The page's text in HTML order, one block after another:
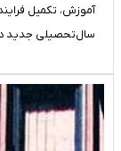
آموزش، تکمیل
سال‌تحصیلی جدید